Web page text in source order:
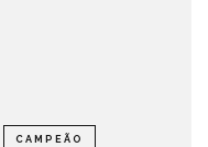
CAMPEÃO